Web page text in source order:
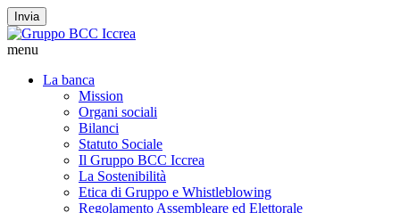
Invia
menu
La banca
Mission
Organi sociali
Bilanci
Statuto Sociale
Il Gruppo BCC Iccrea
La Sostenibilità
Etica di Gruppo e Whistleblowing
Regolamento Assembleare ed Elettorale